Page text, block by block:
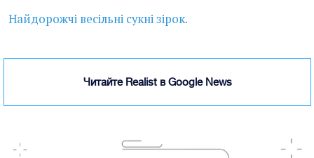
Найдорожчі весільні сукні зірок.
Читайте Realist в Google News